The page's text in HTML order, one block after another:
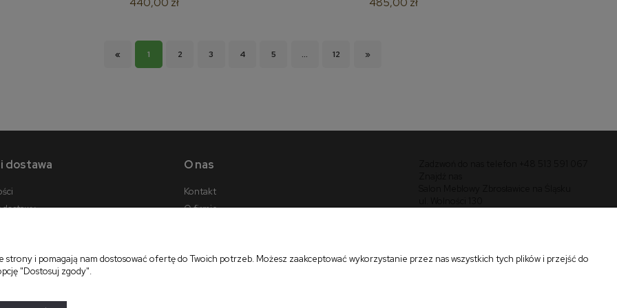
« 1 2 3 4 5 ... 12 »
dostawa
dostawy
O nas
Kontakt
O firmie
i pomagają nam dostosować ofertę do Twoich potrzeb. Możesz zaakceptować wykorzystanie przez nas wszystkich tych plików i przejść do
"Dostosuj zgody".